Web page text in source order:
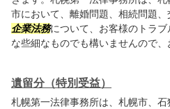
市において、離婚問題、相続問題
企業法務について、お客様のトラ
な些細なものでも構いませんので、
遺留分（特別受益）
札幌第一法律事務所は、札幌市、